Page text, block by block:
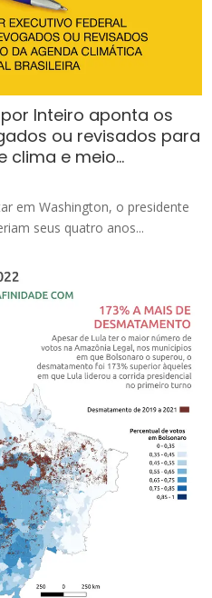
Inteiro aponta os
ou revisados para
clima e meio…
em Washington, o presidente
seus quatro anos...